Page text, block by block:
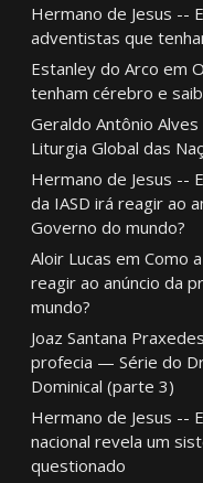
Hermano de Jesus --
adventistas que
Estanley do Arco em
tenham cérebro e
Geraldo Antônio Alves
Liturgia Global das
Hermano de Jesus --
da IASD irá reagir ao
Governo do mundo?
Aloir Lucas em Como
reagir ao anúncio da
mundo?
Joaz Santana Praxedes
profecia — Série do
Dominical (parte 3)
Hermano de Jesus --
nacional revela um
questionado